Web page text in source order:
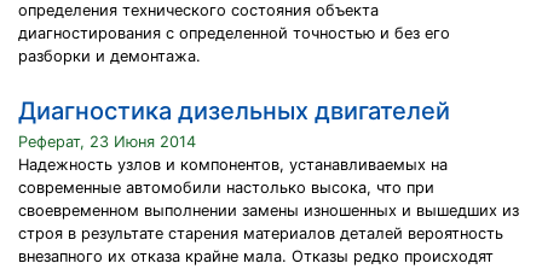
определения технического состояния объекта
диагностирования с определенной точностью и без его
разборки и демонтажа.
Диагностика дизельных двигателей
Реферат, 23 Июня 2014
Надежность узлов и компонентов, устанавливаемых на
современные автомобили настолько высока, что при
своевременном выполнении замены изношенных и вышедших из
строя в результате старения материалов деталей вероятность
внезапного их отказа крайне мала. Отказы редко происходят